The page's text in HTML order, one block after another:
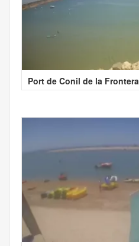
Port de Conil de la Frontera